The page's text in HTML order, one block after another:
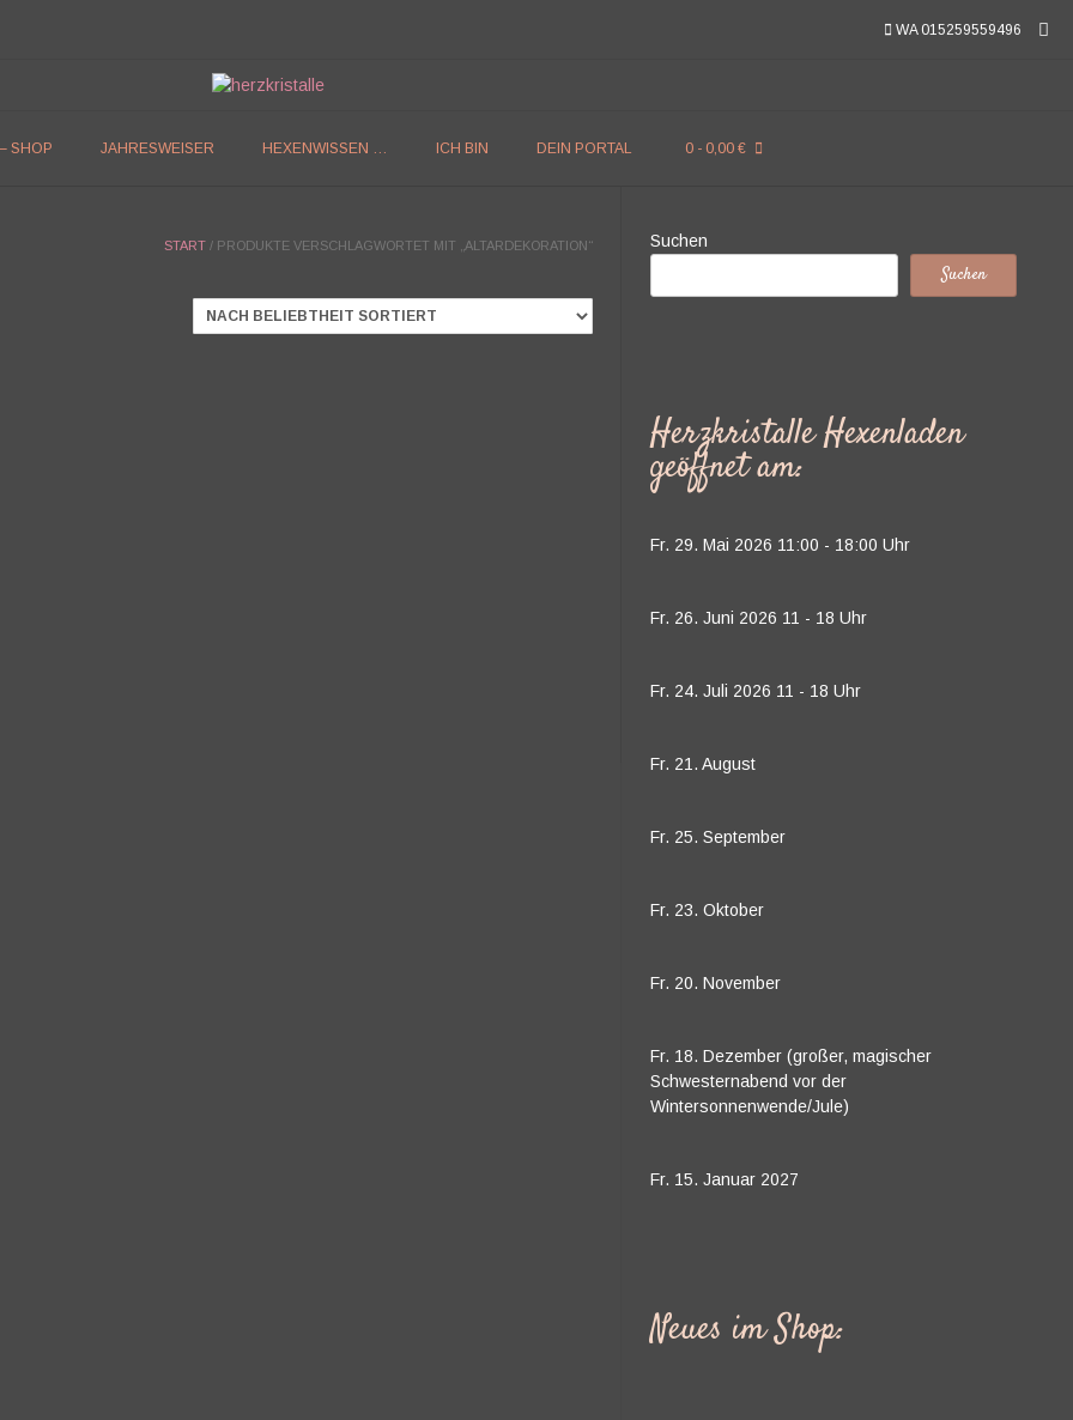
WA 015259559496
SHOP JAHRESWEISER HEXENWISSEN … ICH BIN DEIN PORTAL 0 - 0,00 €
START / PRODUKTE VERSCHLAGWORTET MIT „ALTARDEKORATION“ Suchen
Suchen
Herzkristalle Hexenladen
geöffnet am:
Fr. 29. Mai 2026 11:00 - 18:00 Uhr
Fr. 26. Juni 2026 11 - 18 Uhr
Fr. 24. Juli 2026 11 - 18 Uhr
Fr. 21. August
Fr. 25. September
Fr. 23. Oktober
Fr. 20. November
Fr. 18. Dezember (großer, magischer
Schwesternabend vor der
Wintersonnenwende/Jule)
Fr. 15. Januar 2027
Neues im Shop: